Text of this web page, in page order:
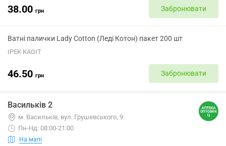
38.00 грн Забронювати
Ватні палички Lady Cotton (Леді Котон) пакет 200 шт
IPEK KAGIT
46.50 грн Забронювати
Васильків 2
м. Васильків, вул. Грушевського, 9
Пн-Нд: 08:00-21:00
На мапі